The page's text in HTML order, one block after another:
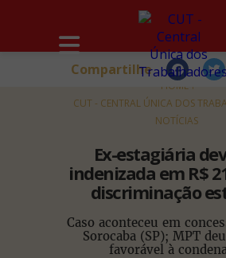
HOME
CUT - CENTRAL ÚNICA DOS
NOTÍCIAS
Ex-estagiária
indenizada em R$
discriminação
Caso aconteceu em
Sorocaba (SP); MPT
favorável à
Compartilhe